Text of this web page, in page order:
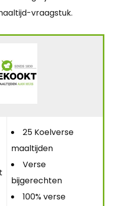
vraagstuk.
25 Koelverse
maaltijden
Verse
bijgerechten
100% verse